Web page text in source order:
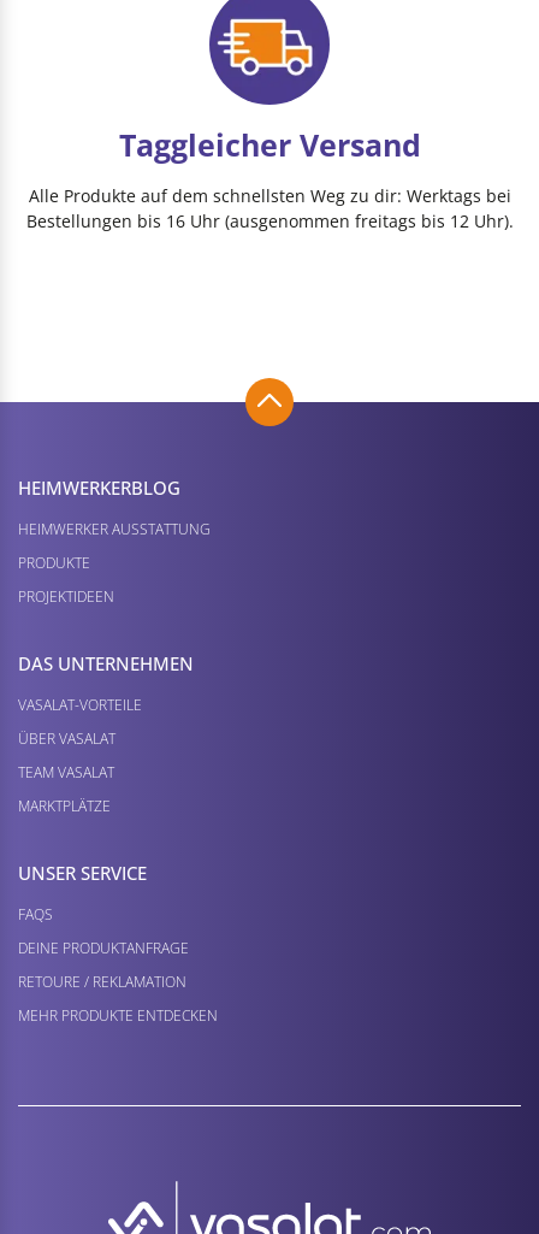
Taggleicher Versand
Alle Produkte auf dem schnellsten Weg zu dir: Werktags bei
Bestellungen bis 16 Uhr (ausgenommen freitags bis 12 Uhr).
HEIMWERKER­BLOG
HEIMWERKER AUSSTATTUNG
PRODUKTE
PROJEKTIDEEN
DAS UNTERNEHMEN
VASALAT-VORTEILE
ÜBER VASALAT
TEAM VASALAT
MARKTPLÄTZE
UNSER SERVICE
FAQS
DEINE PRODUKTANFRAGE
RETOURE / REKLAMATION
MEHR PRODUKTE ENTDECKEN